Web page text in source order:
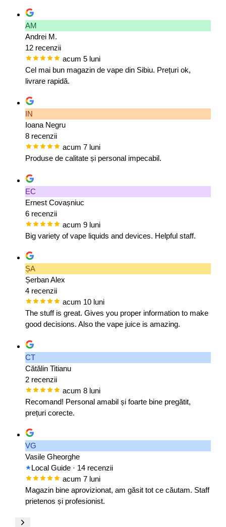
AM
Andrei M.
12 recenzii
acum 5 luni
Cel mai bun magazin de vape din Sibiu. Prețuri ok,
livrare rapidă.
IN
Ioana Negru
8 recenzii
acum 7 luni
Produse de calitate și personal impecabil.
EC
Ernest Covașniuc
6 recenzii
acum 9 luni
Big variety of vape liquids and devices. Helpful staff.
ȘA
Șerban Alex
4 recenzii
acum 10 luni
The stuff is great. Gives you proper information to make
good decisions. Also the vape juice is amazing.
CT
Cătălin Titianu
2 recenzii
acum 8 luni
Recomand! Personal amabil și foarte bine pregătit,
prețuri corecte.
VG
Vasile Gheorghe
Local Guide · 14 recenzii
acum 7 luni
Magazin bine aprovizionat, am găsit tot ce căutam. Staff
prietenos și profesionist.